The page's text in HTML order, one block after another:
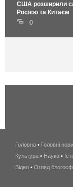
США розширили
Росією та Китаєм
0
Головна • Головні
Культура • Наука •
Відео • Огляд